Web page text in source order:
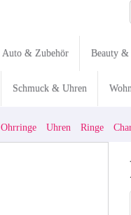
Auto & Zubehör Beauty &
Schmuck & Uhren
Ohrringe Uhren Ringe